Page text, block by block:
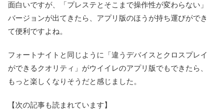
面白いですが、「プレステとそこまで操作性が変わらない」
バージョンが出てきたら、アプリ版のほうが持ち運びができ
て便利ですよね。
フォートナイトと同じように「違うデバイスとクロスプレイ
ができるクオリティ」がウイイレのアプリ版でもできたら、
もっと楽しくなりそうだと感じました。
【次の記事も読まれています】